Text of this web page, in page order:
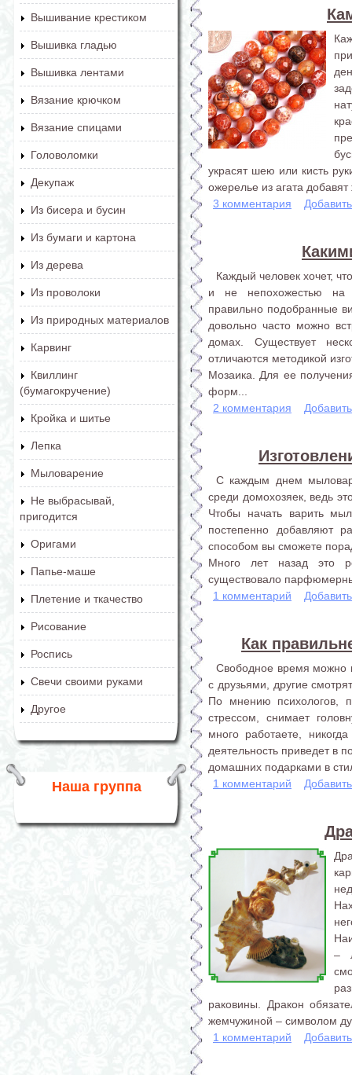
Вышивание крестиком
Вышивка гладью
Вышивка лентами
Вязание крючком
Вязание спицами
Головоломки
Декупаж
Из бисера и бусин
Из бумаги и картона
Из дерева
Из проволоки
Из природных материалов
Карвинг
Квиллинг
(бумагокручение)
Кройка и шитье
Лепка
Мыловарение
Не выбрасывай,
пригодится
Оригами
Папье-маше
Плетение и ткачество
Рисование
Роспись
Свечи своими руками
Другое
Наша группа
украсят шею или кисть
ожерелье из агата
3 комментария
Каждый человек хочет,
и не непохожестью на
правильно подобранные
довольно часто можно
домах. Существует
отличаются методикой
Мозаика. Для ее
форм...
2 комментария
С каждым днем
среди домохозяек, ведь
Чтобы начать варить
постепенно добавляют
способом вы сможете
Много лет назад это
существовало
1 комментарий
Как
Свободное время можно
с друзьями, другие
По мнению психологов,
стрессом, снимает
много работаете,
деятельность приведет в
домашних подарками в
1 комментарий
–
раковины. Дракон
жемчужиной – символом
1 комментарий